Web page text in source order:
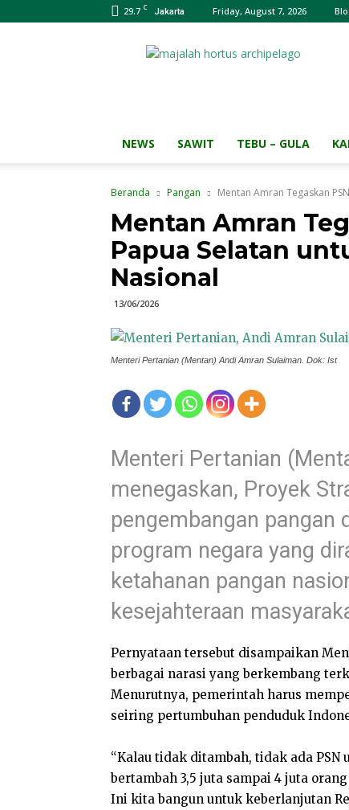
29.7 C Jakarta Friday, August 7, 2026
Majalah
NEWS SAWIT TEBU – GULA
Beranda Pangan Mentan Amran Tegaskan
Mentan Amran
Papua Selatan
Nasional
13/06/2026
Menteri Pertanian (Mentan) Andi Amran Sulaiman. Dok: Ist
Menteri Pertanian
menegaskan, Proyek
pengembangan pangan
program negara yang
ketahanan pangan
kesejahteraan
Pernyataan tersebut disampaikan
berbagai narasi yang berkembang
Menurutnya, pemerintah harus
seiring pertumbuhan penduduk
“Kalau tidak ditambah, tidak ada
bertambah 3,5 juta sampai 4 juta
Ini kita bangun untuk keberlanjutan